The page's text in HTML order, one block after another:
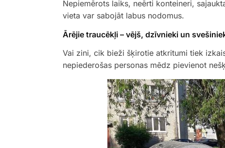
Nepiemērots laiks, neērti konteineri,
vieta var sabojāt labus nodomus.
Ārējie traucēkļi – vējš, dzīvnieki un
Vai zini, cik bieži šķirotie atkritumi tiek
nepiederošas personas mēdz pievienot